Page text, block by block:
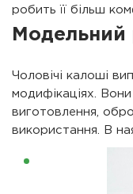
робить її більш
Модельний
Чоловічі калоші
модифікаціях.
виготовлення,
використання. В